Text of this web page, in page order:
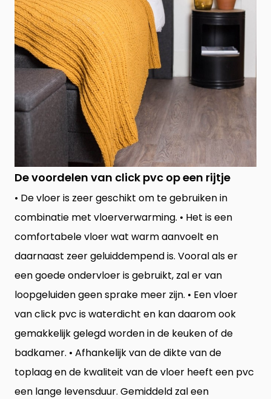
De voordelen van click pvc op een rijtje
• De vloer is zeer geschikt om te gebruiken in
combinatie met vloerverwarming. • Het is een
comfortabele vloer wat warm aanvoelt en
daarnaast zeer geluiddempend is. Vooral als er
een goede ondervloer is gebruikt, zal er van
loopgeluiden geen sprake meer zijn. • Een vloer
van click pvc is waterdicht en kan daarom ook
gemakkelijk gelegd worden in de keuken of de
badkamer. • Afhankelijk van de dikte van de
toplaag en de kwaliteit van de vloer heeft een pvc
een lange levensduur. Gemiddeld zal een